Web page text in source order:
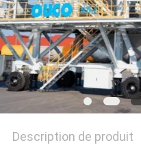
CONTACT
US
PLAN
SITE
Description de produit